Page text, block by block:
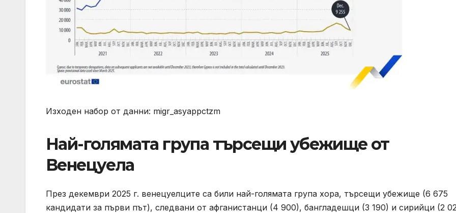
Изходен набор от данни: migr_asyappctzm
Най-голямата група търсещи убежище от
Венецуела
През декември 2025 г. венецуелците са били най-голямата група хора, търсещи убежище (6 675
кандидати за първи път), следвани от афганистанци (4 900), бангладешци (3 190) и сирийци (2